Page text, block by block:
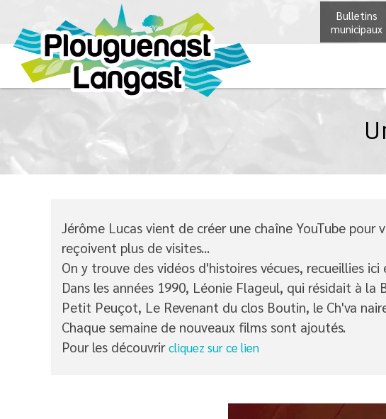
Bulletins
municipaux
Jérôme Lucas vient de créer une chaîne YouTube
reçoivent plus de visites...
On y trouve des vidéos d'histoires vécues, recueillies
Dans les années 1990, Léonie Flageul, qui résidait à
Petit Peuçot, Le Revenant du clos Boutin, le Ch'va
Chaque semaine de nouveaux films sont ajoutés.
Pour les découvrircliquez sur ce lien